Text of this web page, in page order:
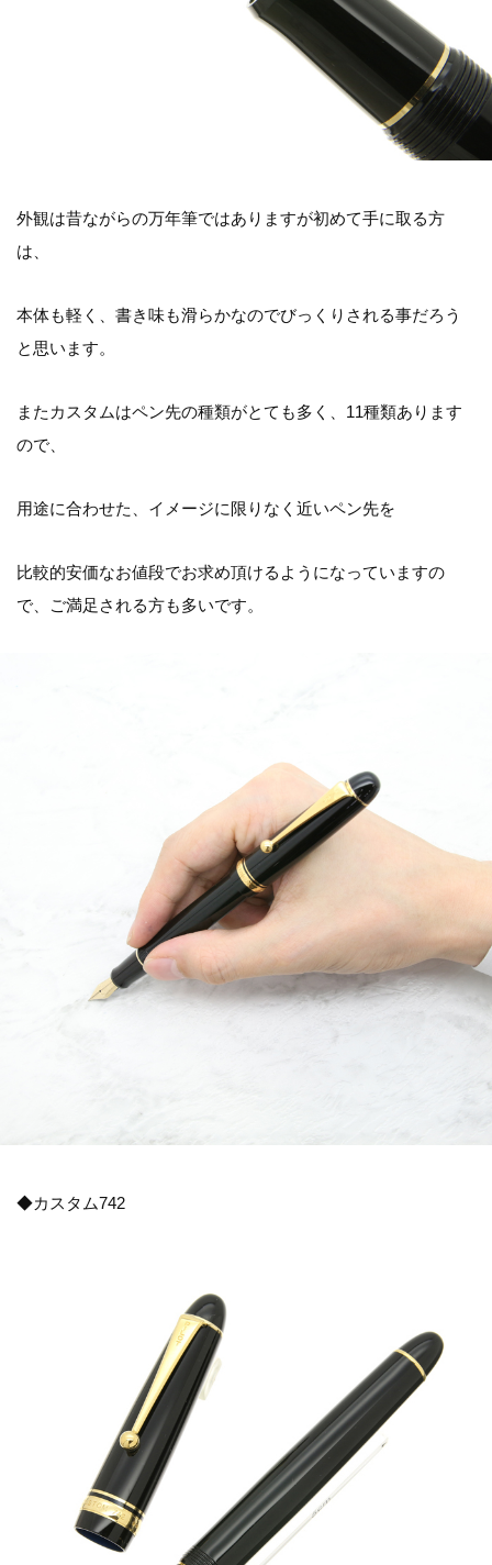
外観は昔ながらの万年筆ではありますが初めて手に取る方
は、
本体も軽く、書き味も滑らかなのでびっくりされる事だろう
と思います。
またカスタムはペン先の種類がとても多く、11種類あります
ので、
用途に合わせた、イメージに限りなく近いペン先を
比較的安価なお値段でお求め頂けるようになっていますの
で、ご満足される方も多いです。
◆カスタム742